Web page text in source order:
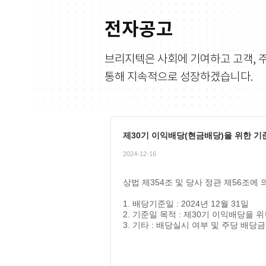
전자공고
브리지텍은 사회에 기여하고 고객,
통해 지속적으로 성장하겠습니다.
제30기 이익배당(현금배당)을 위한 기
2024-12-16
상법 제354조 및 당사 정관 제56조에
1. 배당기준일 : 2024년 12월 31일
2. 기준일 목적 : 제30기 이익배당을
3. 기타 : 배당실시 여부 및 주당 배당